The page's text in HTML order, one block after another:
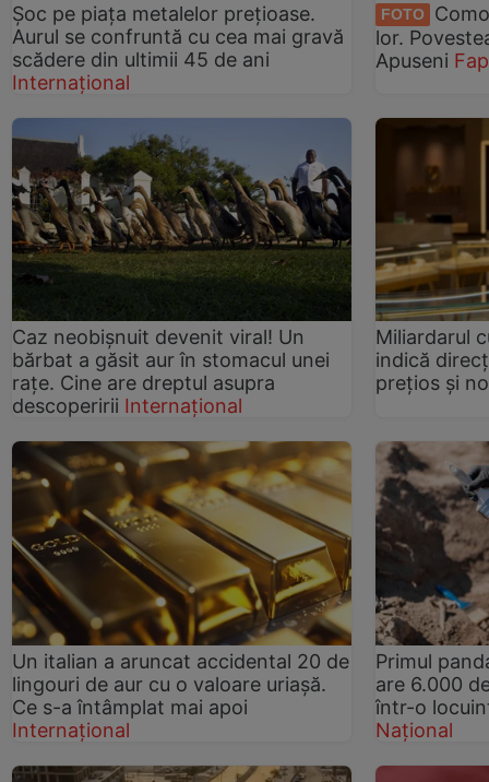
Șoc pe piața metalelor prețioase.
Aurul se confruntă cu cea mai gravă
scădere din ultimii 45 de ani
Internațional
FOTO
lor.
Apuseni
Caz neobișnuit devenit viral! Un
bărbat a găsit aur în stomacul unei
rațe. Cine are dreptul asupra
descoperirii Internațional
Miliardarul
indică
prețios și
Un italian a aruncat accidental 20 de
lingouri de aur cu o valoare uriașă.
Ce s-a întâmplat mai apoi
Internațional
Primul
are 6.000
într-o
Național